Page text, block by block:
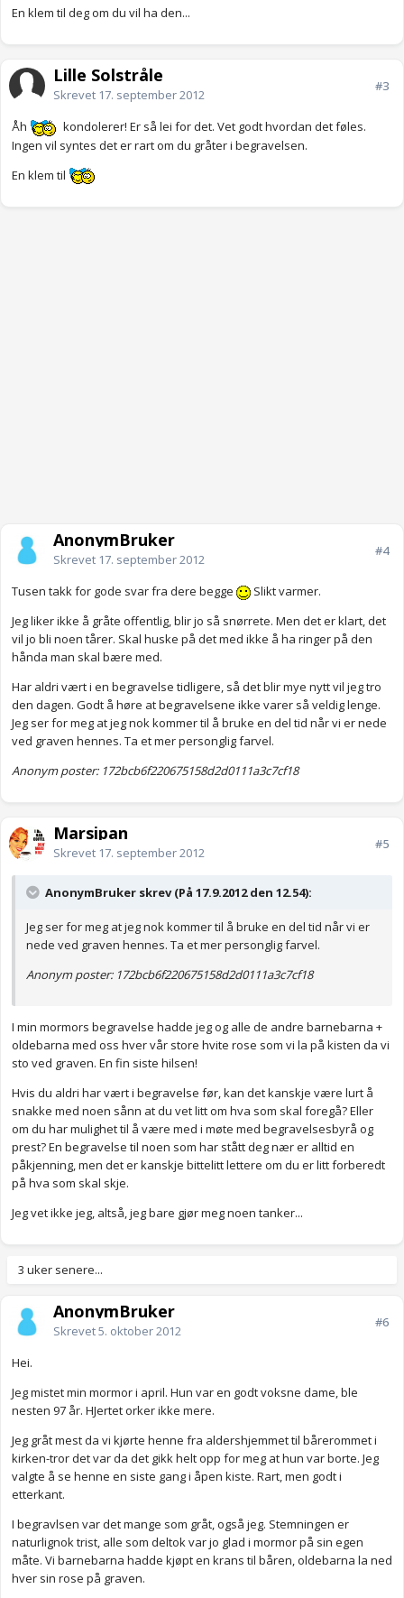
En klem til deg om du vil ha den...
Lille Solstråle
Skrevet 17. september 2012
#3
Åh
kondolerer! Er så lei for det. Vet godt hvordan det føles.
Ingen vil syntes det er rart om du gråter i begravelsen.
En klem til
AnonymBruker
Skrevet 17. september 2012
#4
Tusen takk for gode svar fra dere begge
Slikt varmer.
Jeg liker ikke å gråte offentlig, blir jo så snørrete. Men det er klart, det
vil jo bli noen tårer. Skal huske på det med ikke å ha ringer på den
hånda man skal bære med.
Har aldri vært i en begravelse tidligere, så det blir mye nytt vil jeg tro
den dagen. Godt å høre at begravelsene ikke varer så veldig lenge.
Jeg ser for meg at jeg nok kommer til å bruke en del tid når vi er nede
ved graven hennes. Ta et mer personglig farvel.
Anonym poster: 172bcb6f220675158d2d0111a3c7cf18
Marsipan
Skrevet 17. september 2012
#5
AnonymBruker skrev (På 17.9.2012 den 12.54):
Jeg ser for meg at jeg nok kommer til å bruke en del tid når vi er
nede ved graven hennes. Ta et mer personglig farvel.
Anonym poster: 172bcb6f220675158d2d0111a3c7cf18
I min mormors begravelse hadde jeg og alle de andre barnebarna +
oldebarna med oss hver vår store hvite rose som vi la på kisten da vi
sto ved graven. En fin siste hilsen!
Hvis du aldri har vært i begravelse før, kan det kanskje være lurt å
snakke med noen sånn at du vet litt om hva som skal foregå? Eller
om du har mulighet til å være med i møte med begravelsesbyrå og
prest? En begravelse til noen som har stått deg nær er alltid en
påkjenning, men det er kanskje bittelitt lettere om du er litt forberedt
på hva som skal skje.
Jeg vet ikke jeg, altså, jeg bare gjør meg noen tanker...
3 uker senere...
AnonymBruker
Skrevet5. oktober 2012
#6
Hei.
Jeg mistet min mormor i april. Hun var en godt voksne dame, ble
nesten 97 år. HJertet orker ikke mere.
Jeg gråt mest da vi kjørte henne fra aldershjemmet til bårerommet i
kirken-tror det var da det gikk helt opp for meg at hun var borte. Jeg
valgte å se henne en siste gang i åpen kiste. Rart, men godt i
etterkant.
I begravlsen var det mange som gråt, også jeg. Stemningen er
naturlignok trist, alle som deltok var jo glad i mormor på sin egen
måte. Vi barnebarna hadde kjøpt en krans til båren, oldebarna la ned
hver sin rose på graven.